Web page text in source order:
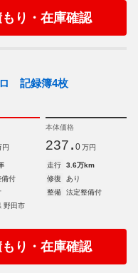
もり・在庫確認
記録簿4枚
円
本体価格
237. 0 万円
走行
3.6万km
備付 修復
あり
整備
法定整備付
野田市
もり・在庫確認